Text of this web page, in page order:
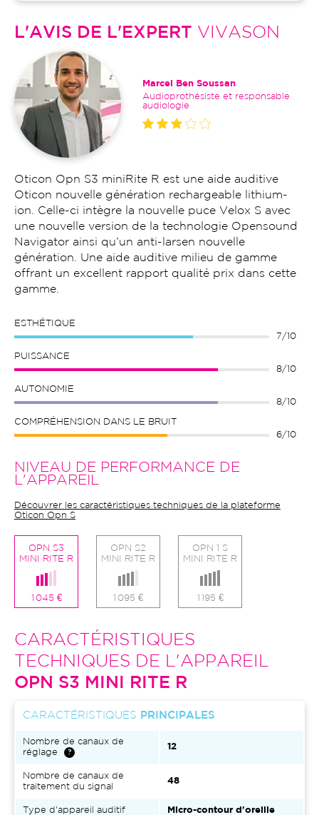
L'AVIS DE L'EXPERT VIVASON
Marcel Ben Soussan
Audioprothésiste et responsable
audiologie
Oticon Opn S3 miniRite R est une aide auditive
Oticon nouvelle génération rechargeable lithium-
ion. Celle-ci intègre la nouvelle puce Velox S avec
une nouvelle version de la technologie Opensound
Navigator ainsi qu’un anti-larsen nouvelle
génération. Une aide auditive milieu de gamme
offrant un excellent rapport qualité prix dans cette
gamme.
ESTHÉTIQUE
7/10
PUISSANCE
8/10
AUTONOMIE
8/10
COMPRÉHENSION DANS LE BRUIT
6/10
NIVEAU DE PERFORMANCE DE
L'APPAREIL
Découvrer les caractéristiques techniques de la plateforme
Oticon Opn S
OPN S3
MINI RITE R
1 045 €
OPN S2
MINI RITE R
1 095 €
OPN 1 S
MINI RITE R
1 195 €
CARACTÉRISTIQUES
TECHNIQUES DE L'APPAREIL
OPN S3 MINI RITE R
CARACTÉRISTIQUES PRINCIPALES
Nombre de canaux de
réglage
12
Nombre de canaux de
traitement du signal
48
Type d'appareil auditif Micro-contour d'oreille